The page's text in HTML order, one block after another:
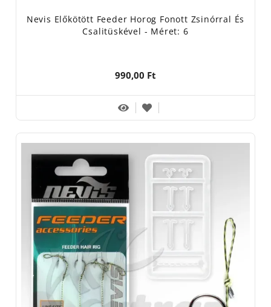
Nevis Előkötött Feeder Horog Fonott Zsinórral És
Csalitüskével - Méret: 6
990,00 Ft